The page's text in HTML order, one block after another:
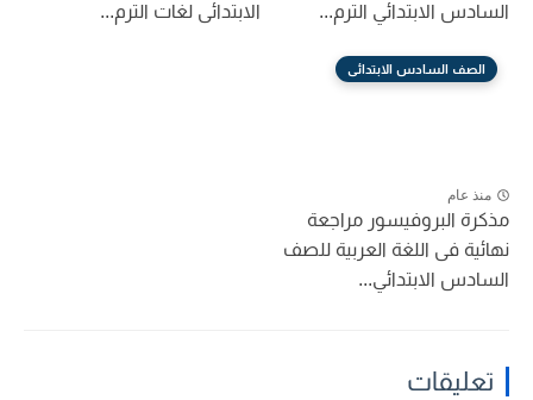
السادس الابتدائي الترم...
الابتدائى لغات الترم...
الصف السادس الابتدائى
منذ عام
مذكرة البروفيسور مراجعة
نهائية فى اللغة العربية للصف
السادس الابتدائي...
تعليقات